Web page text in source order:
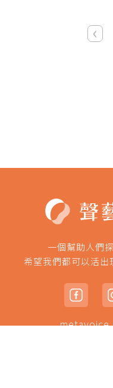
‹
一個幫助人們
希望我們都可以活出